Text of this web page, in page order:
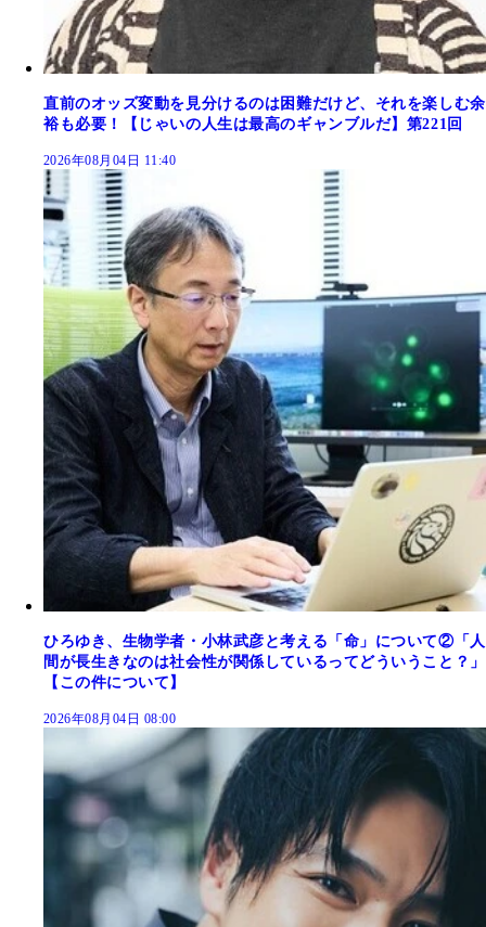
直前のオッズ変動を見分けるのは困難だけど、それを楽しむ余
裕も必要！【じゃいの人生は最高のギャンブルだ】第221回
2026年08月04日 11:40
ひろゆき、生物学者・小林武彦と考える「命」について②「人
間が長生きなのは社会性が関係しているってどういうこと？」
【この件について】
2026年08月04日 08:00